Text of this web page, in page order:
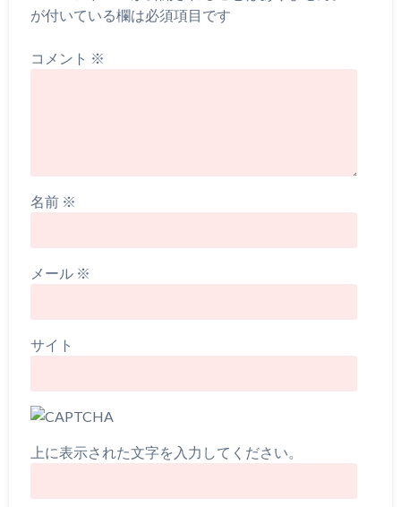
が付いている欄は必須項目です
コメント ※
名前 ※
メール ※
サイト
上に表示された文字を入力してください。